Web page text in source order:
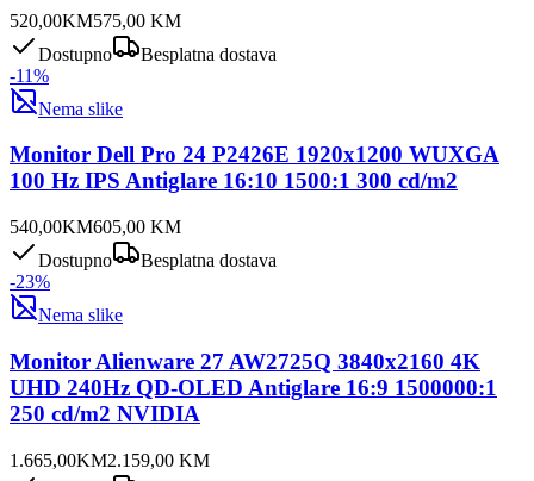
520,00KM575,00 KM
Dostupno
Besplatna dostava
-11%
Nema slike
Monitor Dell Pro 24 P2426E 1920x1200 WUXGA
100 Hz IPS Antiglare 16:10 1500:1 300 cd/m2
540,00KM605,00 KM
Dostupno
Besplatna dostava
-23%
Nema slike
Monitor Alienware 27 AW2725Q 3840x2160 4K
UHD 240Hz QD-OLED Antiglare 16:9 1500000:1
250 cd/m2 NVIDIA
1.665,00KM2.159,00 KM